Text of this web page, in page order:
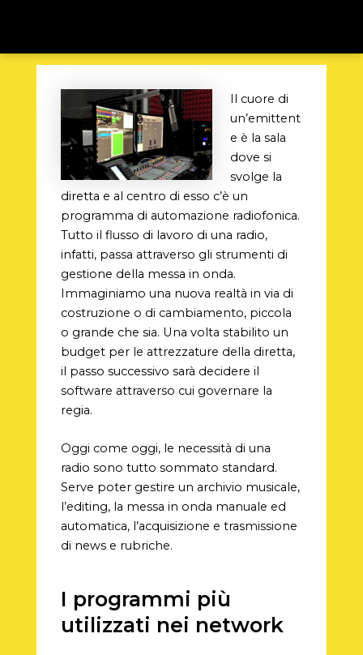
Il cuore di
un’emittent
e è la sala
dove si
svolge la
diretta e al centro di esso c’è un
programma di automazione radiofonica.
Tutto il flusso di lavoro di una radio,
infatti, passa attraverso gli strumenti di
gestione della messa in onda.
Immaginiamo una nuova realtà in via di
costruzione o di cambiamento, piccola
o grande che sia. Una volta stabilito un
budget per le attrezzature della diretta,
il passo successivo sarà decidere il
software attraverso cui governare la
regia.
Oggi come oggi, le necessità di una
radio sono tutto sommato standard.
Serve poter gestire un archivio musicale,
l’editing, la messa in onda manuale ed
automatica, l’acquisizione e trasmissione
di news e rubriche.
I programmi più
utilizzati nei network